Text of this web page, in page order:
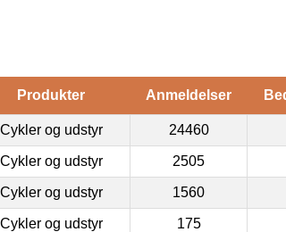
Produkter Anmeldelser
Cykler og udstyr 24460
Cykler og udstyr 2505
Cykler og udstyr 1560
Cykler og udstyr 175